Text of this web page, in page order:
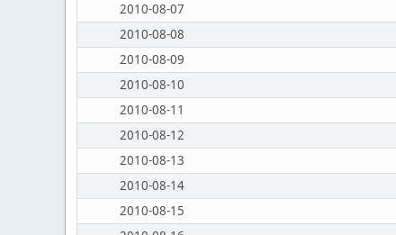
2010-08-07
2010-08-08
2010-08-09
2010-08-10
2010-08-11
2010-08-12
2010-08-13
2010-08-14
2010-08-15